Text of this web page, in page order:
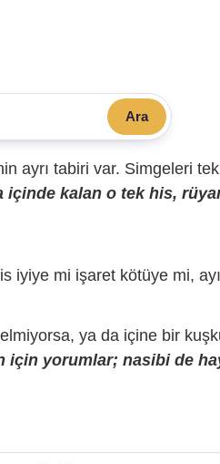
Ara
ayrı tabiri var. Simgeleri
içinde kalan o tek his,
iyiye mi işaret kötüye mi,
ya da içine bir
yorumlar; nasibi de